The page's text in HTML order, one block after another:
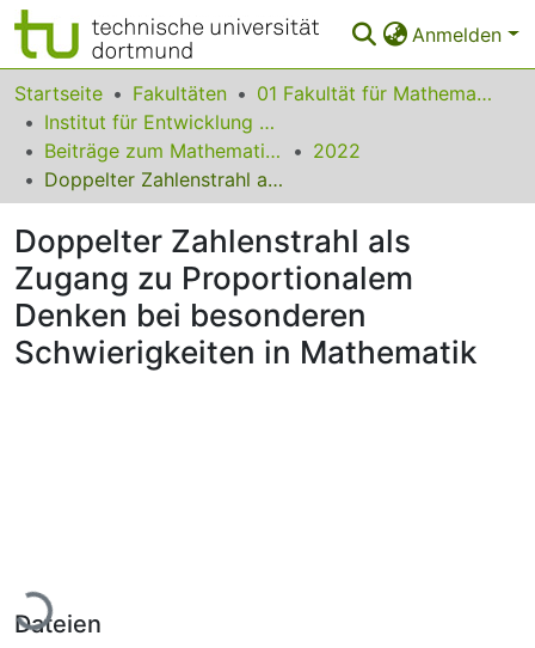
Anmelden
Bereiche & Sammlungen
Das gesamte Repositorium
Statistiken
FAQ
Leitlinien
Zurück zur Startseite
Startseite Fakultäten
01 Fakultät für Mathematik
Institut für Entwicklung und Erforschung des Mathematikunterrichts
Beiträge zum Mathematikunterricht
2022
Doppelter Zahlenstrahl als Zugang zu Proportionalem Denken bei besonderen Schwierigkeiten in Mathematik
Doppelter Zahlenstrahl als
Zugang zu Proportionalem
Denken bei besonderen
Schwierigkeiten in Mathematik
Lade...
Dateien